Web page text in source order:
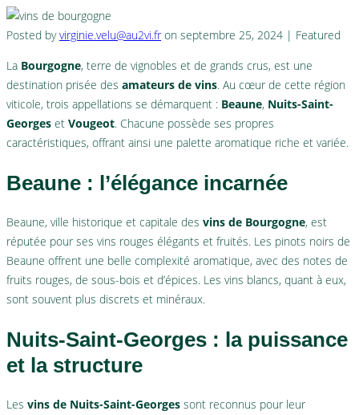
Posted byvirginie.velu@au2vi.fr on septembre 25, 2024 | Featured
La Bourgogne, terre de vignobles et de grands crus, est une
destination prisée des amateurs de vins. Au cœur de cette région
viticole, trois appellations se démarquent : Beaune, Nuits-Saint-
Georges et Vougeot. Chacune possède ses propres
caractéristiques, offrant ainsi une palette aromatique riche et variée.
Beaune : l’élégance incarnée
Beaune, ville historique et capitale des vins de Bourgogne, est
réputée pour ses vins rouges élégants et fruités. Les pinots noirs de
Beaune offrent une belle complexité aromatique, avec des notes de
fruits rouges, de sous-bois et d’épices. Les vins blancs, quant à eux,
sont souvent plus discrets et minéraux.
Nuits-Saint-Georges : la puissance
et la structure
Les vins de Nuits-Saint-Georges sont reconnus pour leur